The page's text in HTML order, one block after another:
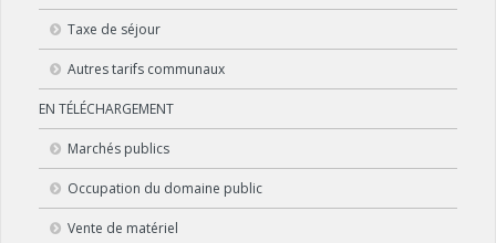
Taxe de séjour
Autres tarifs communaux
EN TÉLÉCHARGEMENT
Marchés publics
Occupation du domaine public
Vente de matériel